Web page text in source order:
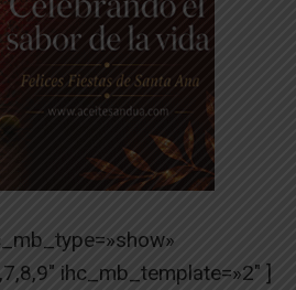
ihc_mb_template=»2″ ]